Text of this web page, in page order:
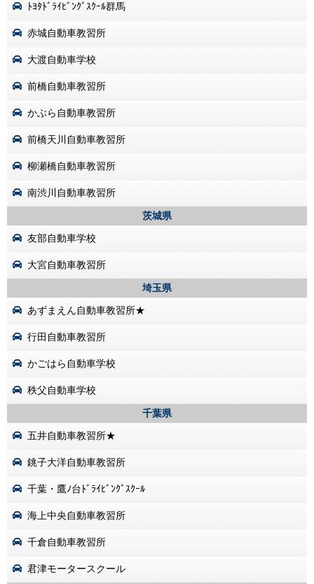
ﾄﾖﾀﾄﾞﾗｲﾋﾞﾝｸﾞｽｸｰﾙ群馬
赤城自動車教習所
大渡自動車学校
前橋自動車教習所
かぶら自動車教習所
前橋天川自動車教習所
柳瀬橋自動車教習所
南渋川自動車教習所
茨城県
友部自動車学校
大宮自動車教習所
埼玉県
あずまえん自動車教習所★
行田自動車教習所
かごはら自動車学校
秩父自動車学校
千葉県
五井自動車教習所★
銚子大洋自動車教習所
千葉・鷹ﾉ台ﾄﾞﾗｲﾋﾞﾝｸﾞｽｸｰﾙ
海上中央自動車教習所
千倉自動車教習所
君津モータースクール